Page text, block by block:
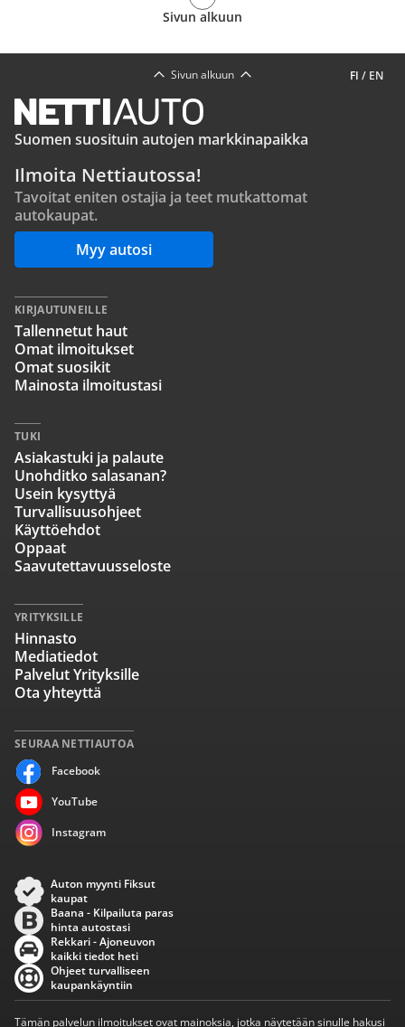
Sivun alkuun
FI / EN
Sivun alkuun
Suomen suosituin autojen markkinapaikka
Ilmoita Nettiautossa!
Tavoitat eniten ostajia ja teet mutkattomat
autokaupat.
Myy autosi
SEURAA NETTIAUTOA
Facebook
YouTube
Instagram
KIRJAUTUNEILLE
Tallennetut haut
Omat ilmoitukset
Omat suosikit
Mainosta ilmoitustasi
TUKI
Asiakastuki ja palaute
Unohditko salasanan?
Usein kysyttyä
Turvallisuusohjeet
Käyttöehdot
Oppaat
Saavutettavuusseloste
YRITYKSILLE
Hinnasto
Mediatiedot
Palvelut Yrityksille
Ota yhteyttä
Auton myynti Fiksut
kaupat
Baana - Kilpailuta paras
hinta autostasi
Rekkari - Ajoneuvon
kaikki tiedot heti
Ohjeet turvalliseen
kaupankäyntiin
Tämän palvelun ilmoitukset ovat mainoksia, jotka näytetään sinulle hakusi